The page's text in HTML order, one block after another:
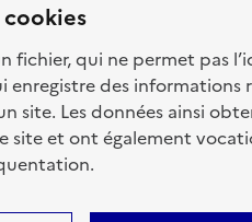
fichier, qui ne permet pas
enregistre des informations
site. Les données ainsi
site et ont également